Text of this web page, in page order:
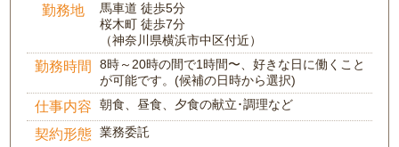
勤務地
馬車道 徒歩5分
桜木町 徒歩7分
（神奈川県横浜市中区付近）
勤務時間
8時～20時の間で1時間〜、好きな日に働くこと
が可能です。(候補の日時から選択)
仕事内容 朝食、昼食、夕食の献立･調理など
契約形態 業務委託